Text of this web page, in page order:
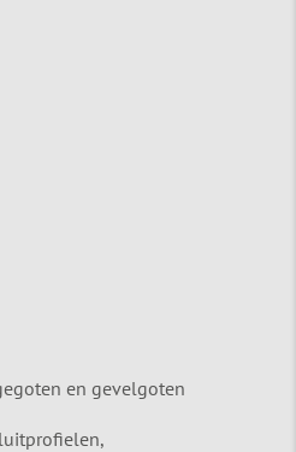
en gevelgoten